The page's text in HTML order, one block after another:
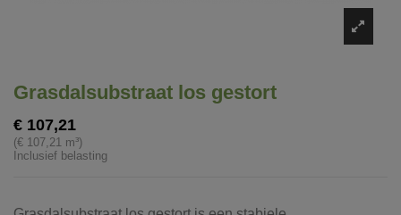
Grasdalsubstraat los gestort
€ 107,21
(€ 107,21 m³)
Inclusief belasting